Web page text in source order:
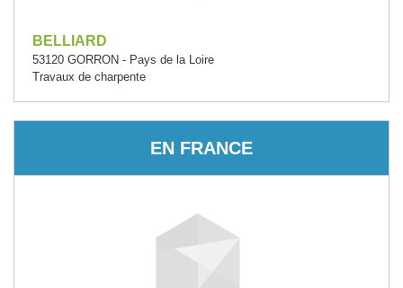
BELLIARD
53120 GORRON - Pays de la Loire
Travaux de charpente
EN FRANCE